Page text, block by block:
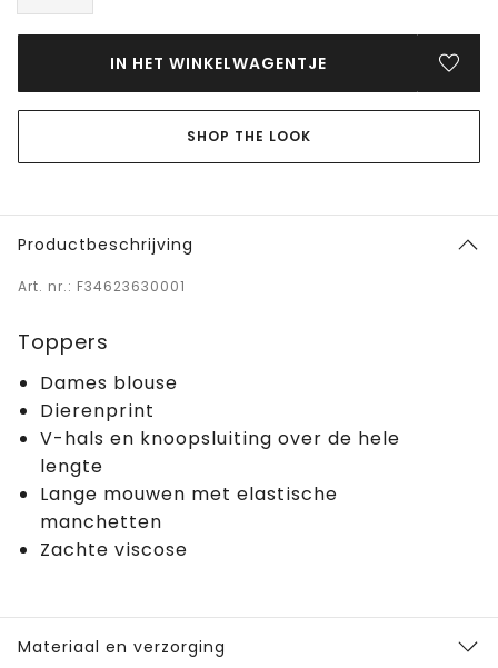
IN HET WINKELWAGENTJE
SHOP THE LOOK
Productbeschrijving
Art. nr.: F34623630001
Toppers
Dames blouse
Dierenprint
V-hals en knoopsluiting over de hele
lengte
Lange mouwen met elastische
manchetten
Zachte viscose
Materiaal en verzorging